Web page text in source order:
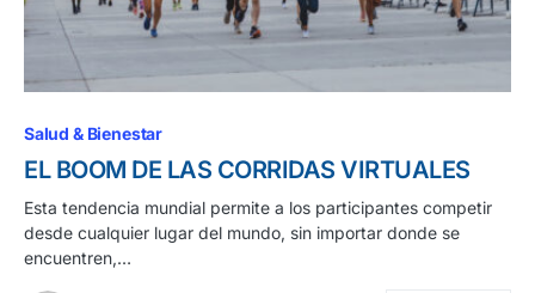
Salud & Bienestar
EL BOOM DE LAS CORRIDAS VIRTUALES
Esta tendencia mundial permite a los participantes competir
desde cualquier lugar del mundo, sin importar donde se
encuentren,…